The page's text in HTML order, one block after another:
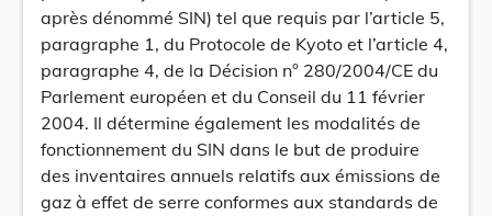
après dénommé SIN) tel que requis par l’article 5,
paragraphe 1, du Protocole de Kyoto et l’article 4,
paragraphe 4, de la Décision n° 280/2004/CE du
Parlement européen et du Conseil du 11 février
2004. Il détermine également les modalités de
fonctionnement du SIN dans le but de produire
des inventaires annuels relatifs aux émissions de
gaz à effet de serre conformes aux standards de